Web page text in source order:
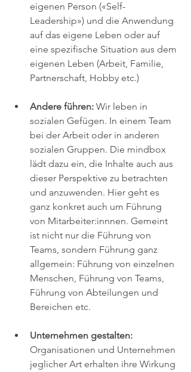
eigenen Person («Self-
Leadership») und die Anwendung
auf das eigene Leben oder auf
eine spezifische Situation aus dem
eigenen Leben (Arbeit, Familie,
Partnerschaft, Hobby etc.)
Andere führen: Wir leben in
sozialen Gefügen. In einem Team
bei der Arbeit oder in anderen
sozialen Gruppen. Die mindbox
lädt dazu ein, die Inhalte auch aus
dieser Perspektive zu betrachten
und anzuwenden. Hier geht es
ganz konkret auch um Führung
von Mitarbeiter:innnen. Gemeint
ist nicht nur die Führung von
Teams, sondern Führung ganz
allgemein: Führung von einzelnen
Menschen, Führung von Teams,
Führung von Abteilungen und
Bereichen etc.
Unternehmen gestalten:
Organisationen und Unternehmen
jeglicher Art erhalten ihre Wirkung